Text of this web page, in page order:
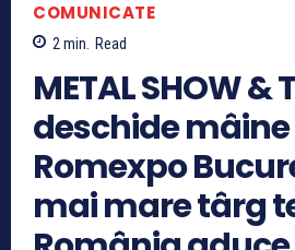
COMUNICATE
2min. Read
METAL SHOW &
deschide
Romexpo
mai mare târg